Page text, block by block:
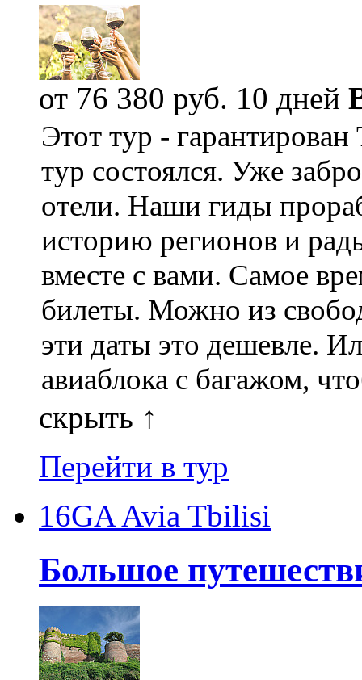
от 76 380 руб. 10 дней
Этот тур -
тур состоялся. Уже
отели. Наши гиды
историю регионов и
вместе с вами. Самое
билеты. Можно из
эти даты это дешевле.
авиаблока с багажом,
скрыть ↑
Перейти в тур
16GA Avia Tbilisi
Большое